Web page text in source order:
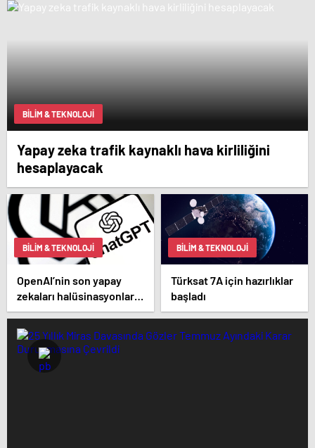
AKM’ye taşındı
hazırladı
BILIM & TEKNOLOJI
Yapay zeka trafik kaynaklı hava kirliliğini
hesaplayacak
BILIM & TEKNOLOJI
OpenAI’nin son yapay
zekaları halüsinasyonlar
görmeye başladı
BILIM & TEKNOLOJI
Türksat 7A için hazırlıklar
başladı